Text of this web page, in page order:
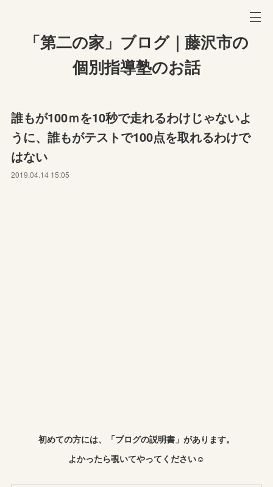
「第二の家」ブログ｜藤沢市の
個別指導塾のお話
誰もが100ｍを10秒で走れるわけじゃないよ
うに、誰もがテストで100点を取れるわけで
はない
2019.04.14 15:05
初めての方には、「ブログの説明書」があります。
よかったら覗いてやってください☺︎